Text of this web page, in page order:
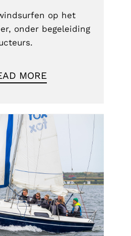
op het
onder begeleiding
MORE